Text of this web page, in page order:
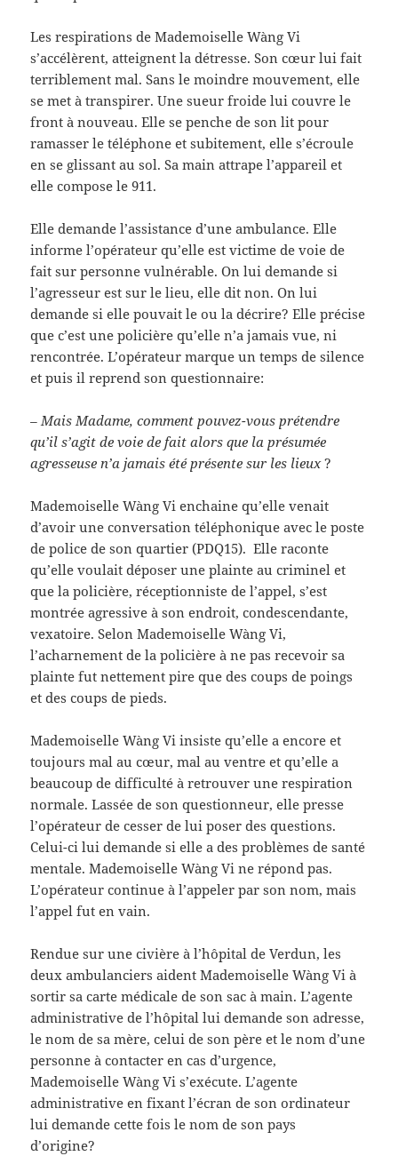
Les respirations de Mademoiselle Wàng Vi
s’accélèrent, atteignent la détresse. Son cœur lui fait
terriblement mal. Sans le moindre mouvement, elle
se met à transpirer. Une sueur froide lui couvre le
front à nouveau. Elle se penche de son lit pour
ramasser le téléphone et subitement, elle s’écroule
en se glissant au sol. Sa main attrape l’appareil et
elle compose le 911.
Elle demande l’assistance d’une ambulance. Elle
informe l’opérateur qu’elle est victime de voie de
fait sur personne vulnérable. On lui demande si
l’agresseur est sur le lieu, elle dit non. On lui
demande si elle pouvait le ou la décrire? Elle précise
que c’est une policière qu’elle n’a jamais vue, ni
rencontrée. L’opérateur marque un temps de silence
et puis il reprend son questionnaire:
– Mais Madame, comment pouvez-vous prétendre
qu’il s’agit de voie de fait alors que la présumée
agresseuse n’a jamais été présente sur les lieux?
Mademoiselle Wàng Vi enchaine qu’elle venait
d’avoir une conversation téléphonique avec le poste
de police de son quartier (PDQ15). Elle raconte
qu’elle voulait déposer une plainte au criminel et
que la policière, réceptionniste de l’appel, s’est
montrée agressive à son endroit, condescendante,
vexatoire. Selon Mademoiselle Wàng Vi,
l’acharnement de la policière à ne pas recevoir sa
plainte fut nettement pire que des coups de poings
et des coups de pieds.
Mademoiselle Wàng Vi insiste qu’elle a encore et
toujours mal au cœur, mal au ventre et qu’elle a
beaucoup de difficulté à retrouver une respiration
normale. Lassée de son questionneur, elle presse
l’opérateur de cesser de lui poser des questions.
Celui-ci lui demande si elle a des problèmes de santé
mentale. Mademoiselle Wàng Vi ne répond pas.
L’opérateur continue à l’appeler par son nom, mais
l’appel fut en vain.
Rendue sur une civière à l’hôpital de Verdun, les
deux ambulanciers aident Mademoiselle Wàng Vi à
sortir sa carte médicale de son sac à main. L’agente
administrative de l’hôpital lui demande son adresse,
le nom de sa mère, celui de son père et le nom d’une
personne à contacter en cas d’urgence,
Mademoiselle Wàng Vi s’exécute. L’agente
administrative en fixant l’écran de son ordinateur
lui demande cette fois le nom de son pays
d’origine?